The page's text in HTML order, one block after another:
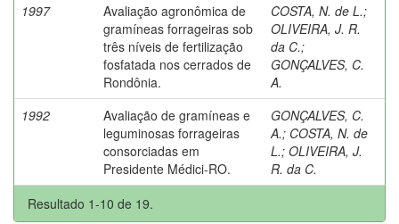
1997
Avaliação agronômica de
gramíneas forrageiras sob
três níveis de fertilização
fosfatada nos cerrados de
Rondônia.
COSTA, N. de L.;
OLIVEIRA, J. R.
da C.;
GONÇALVES, C.
A.
1992
Avaliação de gramíneas e
leguminosas forrageiras
consorciadas em
Presidente Médici-RO.
GONÇALVES, C.
A.; COSTA, N. de
L.; OLIVEIRA, J.
R. da C.
Resultado 1-10 de 19.